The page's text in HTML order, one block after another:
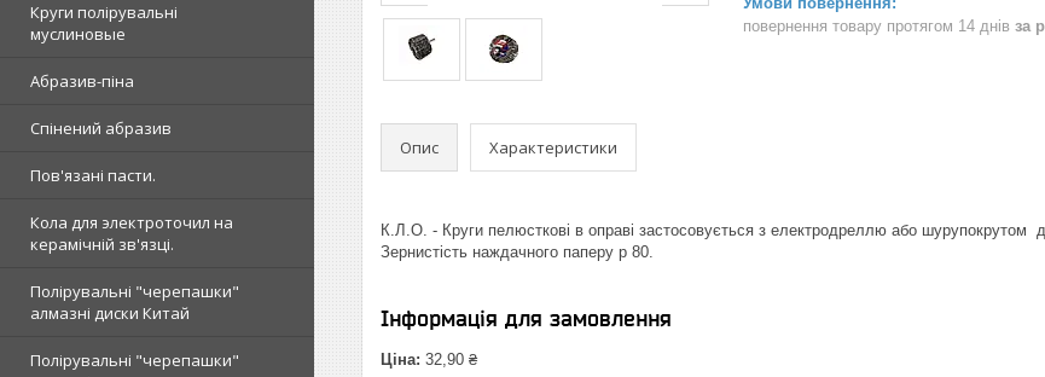
Круги полірувальні
муслиновые
Абразив-піна
Спінений абразив
Пов'язані пасти.
Кола для электроточил на
керамічній зв'язці.
Полірувальні "черепашки"
алмазні диски Китай
Полірувальні "черепашки"
повернення товару протягом 14 днів за
Опис Характеристики
К.Л.О. - Круги пелюсткові в оправі застосовується з електродреллю або шурупокрутом
Зернистість наждачного паперу р 80.
Інформація для замовлення
Ціна: 32,90 ₴